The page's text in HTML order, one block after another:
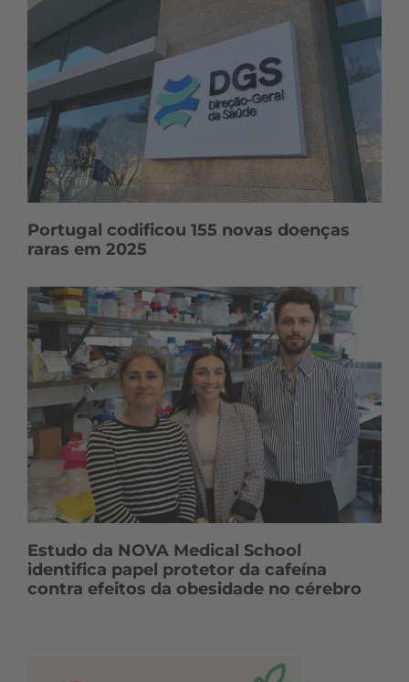
Portugal codificou 155 novas doenças
raras em 2025
Estudo da NOVA Medical School
identifica papel protetor da cafeína
contra efeitos da obesidade no cérebro